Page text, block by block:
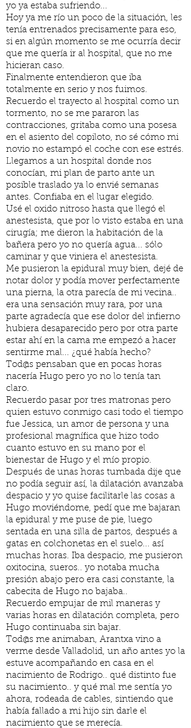
yo ya estaba sufriendo...
Hoy ya me río un poco de la situación, les
tenía entrenados precisamente para eso,
si en algún momento se me ocurría decir
que me quería ir al hospital, que no me
hicieran caso.
Finalmente entendieron que iba
totalmente en serio y nos fuimos.
Recuerdo el trayecto al hospital como un
tormento, no se me pararon las
contracciones, gritaba como una posesa
en el asiento del copiloto, no sé cómo mi
novio no estampó el coche con ese estrés.
Llegamos a un hospital donde nos
conocían, mi plan de parto ante un
posible traslado ya lo envié semanas
antes. Confiaba en el lugar elegido.
Usé el oxido nitroso hasta que llegó el
anestesista, que por lo visto estaba en una
cirugía; me dieron la habitación de la
bañera pero yo no quería agua... sólo
caminar y que viniera el anestesista.
Me pusieron la epidural muy bien, dejé de
notar dolor y podía mover perfectamente
una pierna, la otra parecía de mi vecina..
era una sensación muy rara, por una
parte agradecía que ese dolor del infierno
hubiera desaparecido pero por otra parte
estar ahí en la cama me empezó a hacer
sentirme mal... ¿qué había hecho?
Tod@s pensaban que en pocas horas
nacería Hugo pero yo no lo tenía tan
claro.
Recuerdo pasar por tres matronas pero
quien estuvo conmigo casi todo el tiempo
fue Jessica, un amor de persona y una
profesional magnífica que hizo todo
cuanto estuvo en su mano por el
bienestar de Hugo y el mío propio.
Después de unas horas tumbada dije que
no podía seguir así, la dilatación avanzaba
despacio y yo quise facilitarle las cosas a
Hugo moviéndome, pedí que me bajaran
la epidural y me puse de pie, luego
sentada en una silla de partos, después a
gatas en colchonetas en el suelo... así
muchas horas. Iba despacio, me pusieron
oxitocina, sueros.. yo notaba mucha
presión abajo pero era casi constante, la
cabecita de Hugo no bajaba..
Recuerdo empujar de mil maneras y
varias horas en dilatación completa, pero
Hugo continuaba sin bajar.
Tod@s me animaban, Arantxa vino a
verme desde Valladolid, un año antes yo la
estuve acompañando en casa en el
nacimiento de Rodrigo.. qué distinto fue
su nacimiento.. y qué mal me sentía yo
ahora, rodeada de cables, sintiendo que
había fallado a mi hijo sin darle el
nacimiento que se merecía.